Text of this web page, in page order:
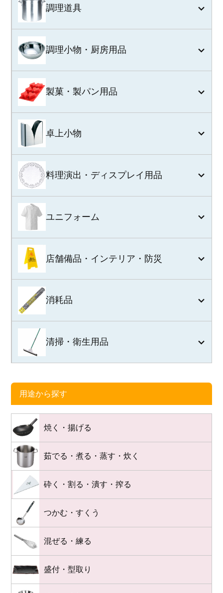
調理道具
調理小物・厨房用品
製菓・製パン用品
卓上小物
料理演出・ディスプレイ用品
ユニフォーム
店舗備品・インテリア・防災
消耗品
清掃・衛生用品
用途から探す
焼く・揚げる
茹でる・煮る・蒸す・炊く
砕く・割る・潰す・搾る
つかむ・すくう
混ぜる・練る
盛付・型取り